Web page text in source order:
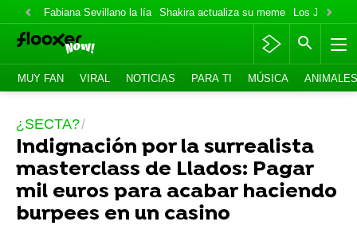
Fabiana Sevillano la lía Shakira actualiza su meme Los Jonas
MUY FAN VIRAL NOTICIAS PARA TI MÚSICA ANIMALES
¿SECTA?
Indignación por la surrealista
masterclass de Llados: Pagar
mil euros para acabar haciendo
burpees en un casino